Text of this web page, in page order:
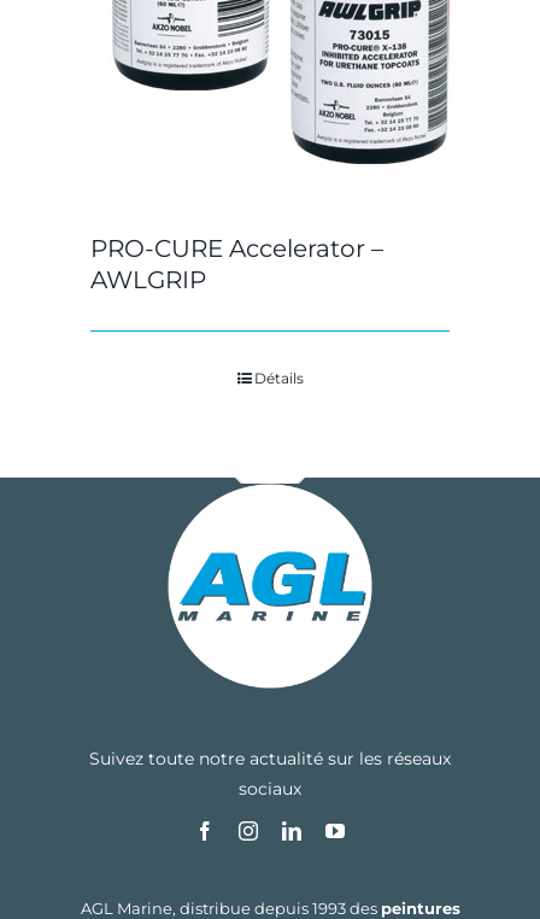
PRO-CURE Accelerator –
AWLGRIP
Détails
Suivez toute notre actualité sur les réseaux
sociaux
AGL Marine, distribue depuis 1993 des peintures